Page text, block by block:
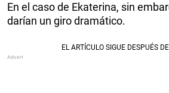
En el caso de Ekaterina, sin
darían un giro dramático.